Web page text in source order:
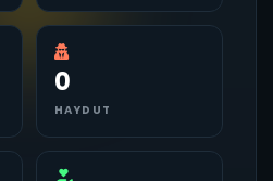
0
HAYDUT